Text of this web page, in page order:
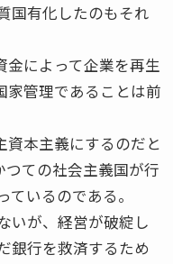
国有化したのもそれ
によって企業を再生
家管理であることは前
資本主義にするのだと
ての社会主義国が行
いるのである。
いが、経営が破綻し
銀行を救済するため